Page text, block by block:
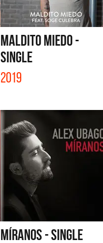
MALDITO MIEDO -
SINGLE
2019
MÍRANOS - SINGLE